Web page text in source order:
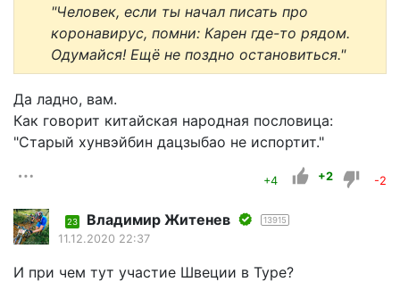
"Человек, если ты начал писать про
коронавирус, помни: Карен где-то рядом.
Одумайся! Ещё не поздно остановиться."
Да ладно, вам.
Как говорит китайская народная пословица:
"Старый хунвэйбин дацзыбао не испортит."
+4 +2 -2
23 Владимир Житенев 13915
11.12.2020 22:37
И при чем тут участие Швеции в Туре?